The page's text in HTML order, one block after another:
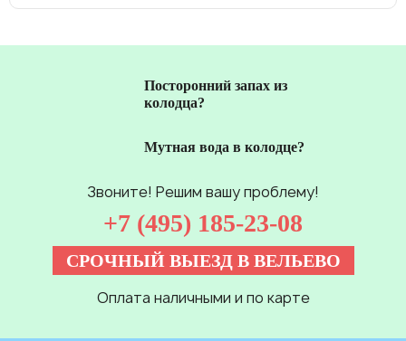
Посторонний запах из
колодца?
Мутная вода в колодце?
Звоните! Решим вашу проблему!
+7 (495) 185-23-08
СРОЧНЫЙ ВЫЕЗД В ВЕЛЬЕВО
Оплата наличными и по карте